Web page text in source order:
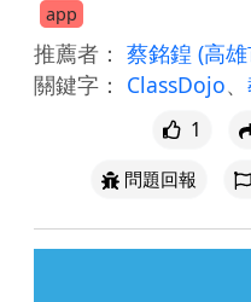
app
推薦者： 蔡銘鍠 (高
關鍵字： ClassDojo、
1
問題回報